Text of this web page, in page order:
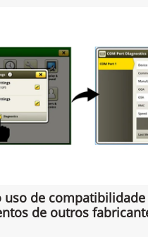
de compatibilidade
de outros